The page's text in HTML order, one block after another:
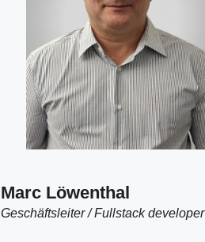
Marc Löwenthal
Geschäftsleiter / Fullstack developer